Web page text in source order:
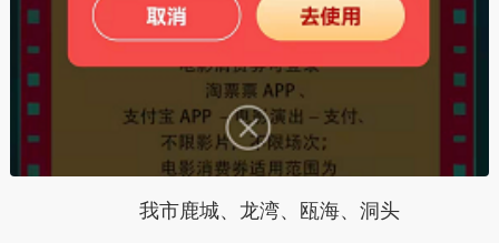
我市鹿城、龙湾、瓯海、洞头